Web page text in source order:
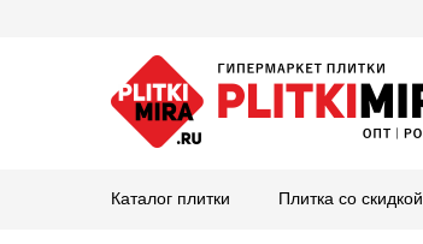
Каталог плитки Плитка со скидкой